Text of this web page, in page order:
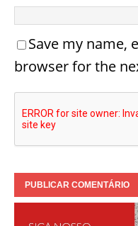
Save my name,
browser for the